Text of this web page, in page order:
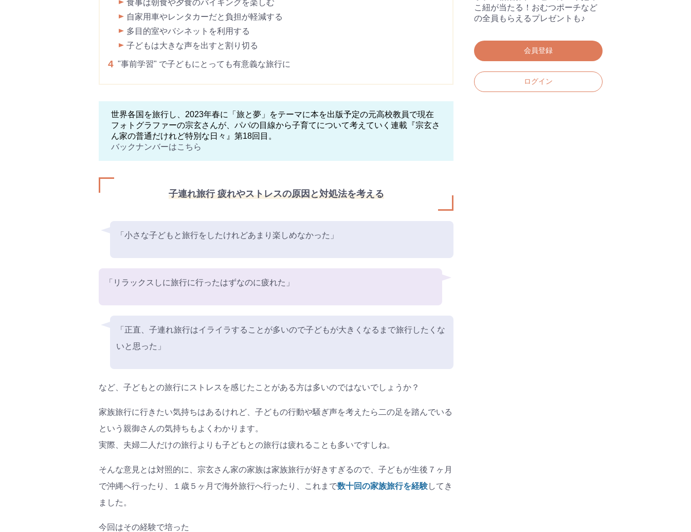
食事は朝食や夕食のバイキングを楽しむ
自家用車やレンタカーだと負担が軽減する
多目的室やバシネットを利用する
子どもは大きな声を出すと割り切る
4 "事前学習" で子どもにとっても有意義な旅行に
世界各国を旅行し、2023年春に「旅と夢」をテーマに本を出版予定の元高校教員で現在
フォトグラファーの宗玄さんが、パパの目線から子育てについて考えていく連載『宗玄さ
ん家の普通だけれど特別な日々』第18回目。
バックナンバーはこちら
子連れ旅行 疲れやストレスの原因と対処法を考える
「小さな子どもと旅行をしたけれどあまり楽しめなかった」
「リラックスしに旅行に行ったはずなのに疲れた」
「正直、子連れ旅行はイライラすることが多いので子どもが大きくなるまで旅行したくな
いと思った」
など、子どもとの旅行にストレスを感じたことがある方は多いのではないでしょうか？
家族旅行に行きたい気持ちはあるけれど、子どもの行動や騒ぎ声を考えたら二の足を踏んでいる
という親御さんの気持ちもよくわかります。
実際、夫婦二人だけの旅行よりも子どもとの旅行は疲れることも多いですしね。
そんな意見とは対照的に、宗玄さん家の家族は家族旅行が好きすぎるので、子どもが生後７ヶ月
で沖縄へ行ったり、１歳５ヶ月で海外旅行へ行ったり、これまで数十回の家族旅行を経験してき
ました。
今回はその経験で培った
こ紐が当たる！おむつポーチなど
の全員もらえるプレゼントも♪
会員登録
ログイン
#離乳食
プレゼント&
キャンペーン
妊娠&出産 子育て 学び